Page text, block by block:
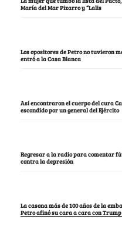
María del Mar Pizarro y “Lalis
Los opositores de Petro no tuvieron
entró a la Casa Blanca
Así encontraron el cuerpo del cura
escondido por un general del Ejército
Regresar a la radio para comentar
contra la depresión
La casona más de 100 años de la
Petro afinó su cara a cara con Trump